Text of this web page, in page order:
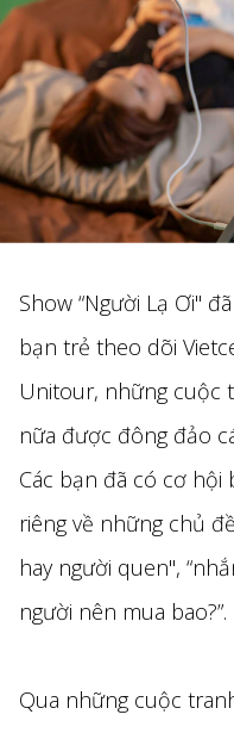
Show “Người Lạ Ơi"
bạn trẻ theo dõi
Unitour, những cuộc
nữa được đông đảo
Các bạn đã có cơ hội
riêng về những chủ
hay người quen",
người nên mua bao?”.
Qua những cuộc